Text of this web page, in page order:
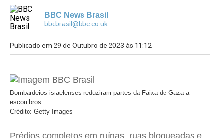
BBC News Brasil
bbcbrasil@bbc.co.uk
Publicado em 29 de Outubro de 2023 às 11:12
Bombardeios israelenses reduziram partes da Faixa de Gaza a
escombros.
Crédito: Getty Images
Prédios completos em ruínas, ruas bloqueadas e